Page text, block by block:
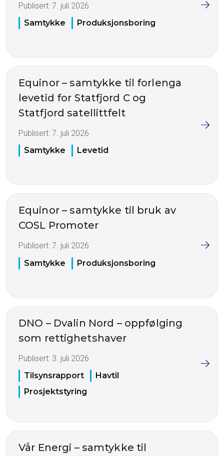
Publisert: 7. juli 2026
Samtykke
Produksjonsboring
Equinor – samtykke til forlenga
levetid for Statfjord C og
Statfjord satellittfelt
Publisert: 7. juli 2026
Samtykke
Levetid
Equinor – samtykke til bruk av
COSL Promoter
Publisert: 7. juli 2026
Samtykke
Produksjonsboring
DNO – Dvalin Nord – oppfølging
som rettighetshaver
Publisert: 3. juli 2026
Tilsynsrapport
Havtil
Prosjektstyring
Vår Energi – samtykke til